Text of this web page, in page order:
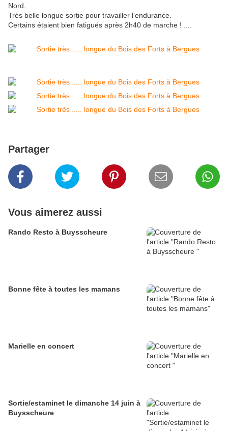
Nord.
Très belle longue sortie pour travailler l'endurance.
Certains étaient bien fatigués après 2h40 de marche ! ....
Partager
Vous aimerez aussi
Rando Resto à Buysscheure
Bonne fête à toutes les mamans
Marielle en concert
Sortie/estaminet le dimanche 14 juin à
Buysscheure